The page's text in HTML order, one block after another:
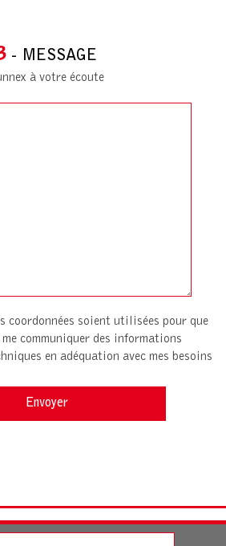
- MESSAGE
à votre écoute
coordonnées soient utilisées pour que
me communiquer des informations
en adéquation avec mes besoins